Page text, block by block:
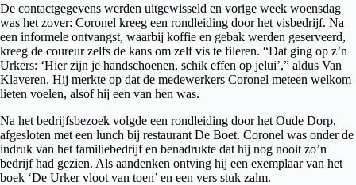
De contactgegevens werden uitgewisseld en vorige week woensdag
was het zover: Coronel kreeg een rondleiding door het visbedrijf. Na
een informele ontvangst, waarbij koffie en gebak werden geserveerd,
kreeg de coureur zelfs de kans om zelf vis te fileren. “Dat ging op z’n
Urkers: ‘Hier zijn je handschoenen, schik effen op jelui’,” aldus Van
Klaveren. Hij merkte op dat de medewerkers Coronel meteen welkom
lieten voelen, alsof hij een van hen was.
Na het bedrijfsbezoek volgde een rondleiding door het Oude Dorp,
afgesloten met een lunch bij restaurant De Boet. Coronel was onder de
indruk van het familiebedrijf en benadrukte dat hij nog nooit zo’n
bedrijf had gezien. Als aandenken ontving hij een exemplaar van het
boek ‘De Urker vloot van toen’ en een vers stuk zalm.